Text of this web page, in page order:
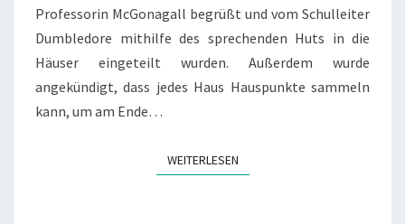
Professorin McGonagall begrüßt und vom Schulleiter
Dumbledore mithilfe des sprechenden Huts in die
Häuser eingeteilt wurden. Außerdem wurde
angekündigt, dass jedes Haus Hauspunkte sammeln
kann, um am Ende…
WEITERLESENWEITERLESEN